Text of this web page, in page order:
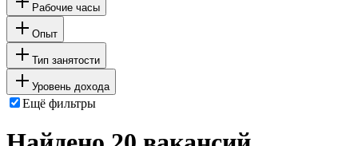
Рабочие часы
Опыт
Тип занятости
Уровень дохода
Ещё фильтры